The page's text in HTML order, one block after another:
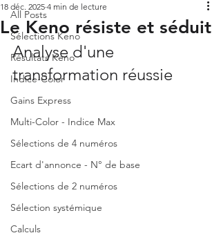
All Posts
Sélections Keno
Résultats Keno
Indice-Color
Gains Express
Multi-Color - Indice Max
Sélections de 4 numéros
Ecart d'annonce - N° de base
Sélections de 2 numéros
Sélection systémique
Calculs
Le Keno résiste et séduit
18 déc. 2025 4 min de lecture
Analyse d'une
transformation réussie